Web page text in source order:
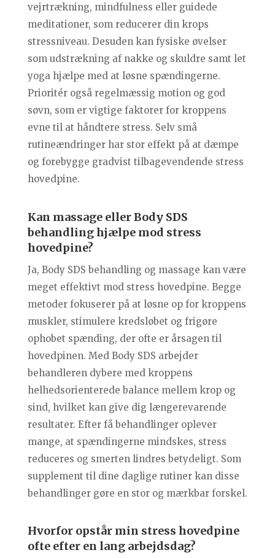
vejrtrækning, mindfulness eller guidede
meditationer, som reducerer din krops
stressniveau. Desuden kan fysiske øvelser
som udstrækning af nakke og skuldre samt let
yoga hjælpe med at løsne spændingerne.
Prioritér også regelmæssig motion og god
søvn, som er vigtige faktorer for kroppens
evne til at håndtere stress. Selv små
rutineændringer har stor effekt på at dæmpe
og forebygge gradvist tilbagevendende stress
hovedpine.
Kan massage eller Body SDS
behandling hjælpe mod stress
hovedpine?
Ja, Body SDS behandling og massage kan være
meget effektivt mod stress hovedpine. Begge
metoder fokuserer på at løsne op for kroppens
muskler, stimulere kredsløbet og frigøre
ophobet spænding, der ofte er årsagen til
hovedpinen. Med Body SDS arbejder
behandleren dybere med kroppens
helhedsorienterede balance mellem krop og
sind, hvilket kan give dig længerevarende
resultater. Efter få behandlinger oplever
mange, at spændingerne mindskes, stress
reduceres og smerten lindres betydeligt. Som
supplement til dine daglige rutiner kan disse
behandlinger gøre en stor og mærkbar forskel.
Hvorfor opstår min stress hovedpine
ofte efter en lang arbejdsdag?